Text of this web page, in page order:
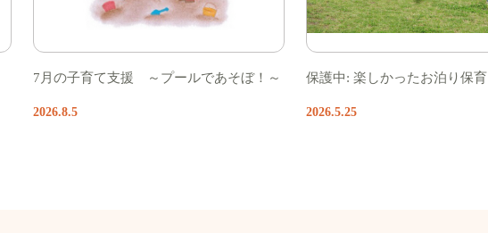
7月の子育て支援 ～プールであそぼ！～
2026.8.5
保護中: 楽しかったお泊り保育
2026.5.25